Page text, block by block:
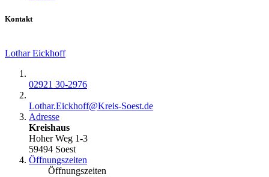
Kontakt
Lothar Eickhoff
02921 30-2976
Lothar.Eickhoff@​Kreis-Soest.de
Adresse
Kreishaus
Hoher Weg 1-3
59494 Soest
Öffnungszeiten
Öffnungszeiten